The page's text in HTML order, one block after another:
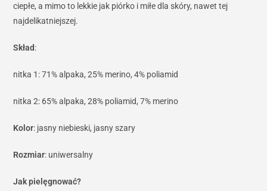
ciepłe, a mimo to lekkie jak piórko i miłe dla skóry, nawet tej
najdelikatniejszej.
Skład:
nitka 1: 71% alpaka, 25% merino, 4% poliamid
nitka 2: 65% alpaka, 28% poliamid, 7% merino
Kolor: jasny niebieski, jasny szary
Rozmiar: uniwersalny
Jak pielęgnować?